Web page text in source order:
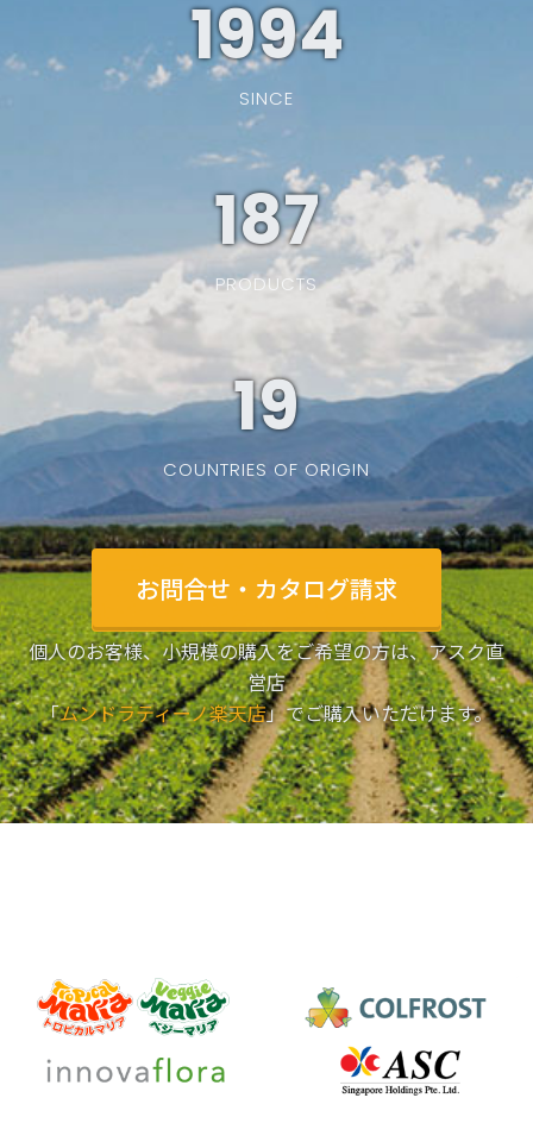
1994
SINCE
187
PRODUCTS
19
COUNTRIES OF ORIGIN
お問合せ・カタログ請求
個人のお客様、小規模の購入をご希望の方は、アスク直
営店
「ムンドラティーノ楽天店」でご購入いただけます。